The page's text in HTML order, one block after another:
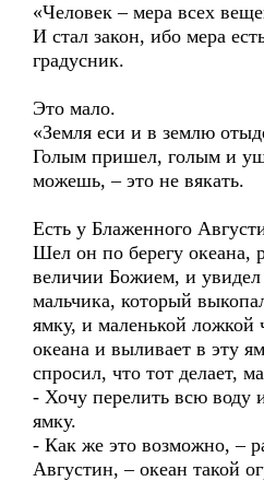
«Человек – мера всех
И стал закон, ибо мера
градусник.
Это мало.
«Земля еси и в землю
Голым пришел, голым и
можешь, – это не вякать.
Есть у Блаженного
Шел он по берегу океана,
величии Божием, и увидел
мальчика, который
ямку, и маленькой ложкой
океана и выливает в эту
спросил, что тот делает,
- Хочу перелить всю воду
ямку.
- Как же это возможно, –
Августин, – океан такой